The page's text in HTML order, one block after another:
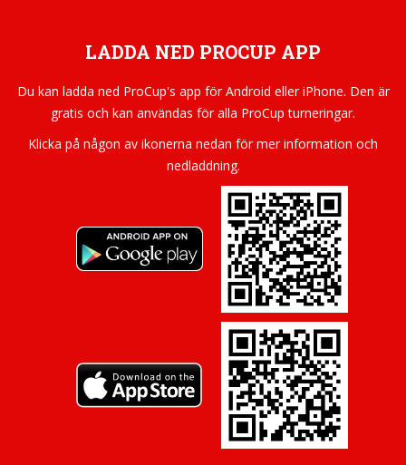
LADDA NED PROCUP APP
Du kan ladda ned ProCup's app för Android eller iPhone. Den är
gratis och kan användas för alla ProCup turneringar.
Klicka på någon av ikonerna nedan för mer information och
nedladdning.